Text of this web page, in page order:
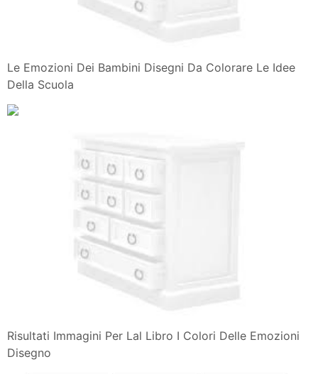
Le Emozioni Dei Bambini Disegni Da Colorare Le Idee
Della Scuola
Risultati Immagini Per Lal Libro I Colori Delle Emozioni
Disegno